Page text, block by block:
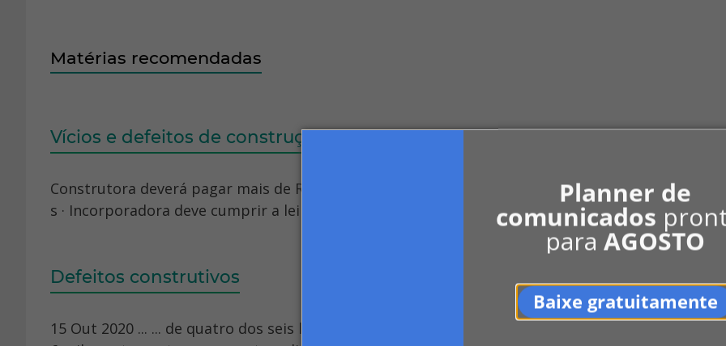
Planner de
comunicados
paraAGOSTO
Baixe gratuitamente
Matérias recomendadas
Vícios e defeitos de construção
Construtora deverá pagar mais de R$ 182 mil a condomínio devido a vícios construtivo
s · Incorporadora deve cumprir a lei e reparar condomínio, ou paga multa ...
Defeitos construtivos
15 Out 2020 ... ... de quatro dos seis lotes do empreendimento, que tem em seu total 1,